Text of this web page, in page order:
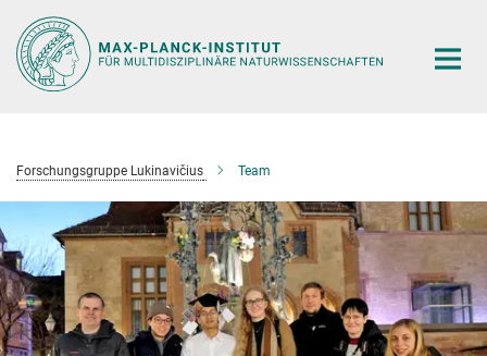
Hauptinhalt
Forschungsgruppe Lukinavičius Team